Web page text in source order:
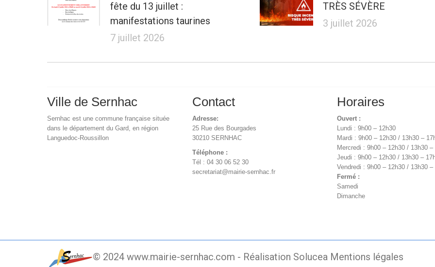
fête du 13 juillet :
manifestations taurines
7 juillet 2026
TRÈS SÉVÈRE
3 juillet 2026
Ville de Sernhac
Sernhac est une commune française située
dans le département du Gard, en région
Languedoc-Roussillon
Contact
Adresse:
25 Rue des Bourgades
30210 SERNHAC
Téléphone :
Tél : 04 30 06 52 30
secretariat@mairie-sernhac.fr
Horaires
Ouvert :
Lundi : 9h00 – 12h30
Mardi : 9h00 – 12h30 / 13h30 –
Mercredi : 9h00 – 12h30 / 13h30 –
Jeudi : 9h00 – 12h30 / 13h30 –
Vendredi : 9h00 – 12h30 / 13h30 –
Fermé :
Samedi
Dimanche
© 2024 www.mairie-sernhac.com - Réalisation Solucea Mentions légales